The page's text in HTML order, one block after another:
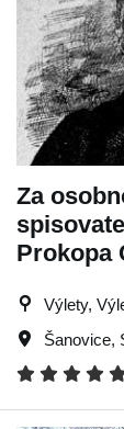
Za
Prokopa
Výlety,
Šanovice,